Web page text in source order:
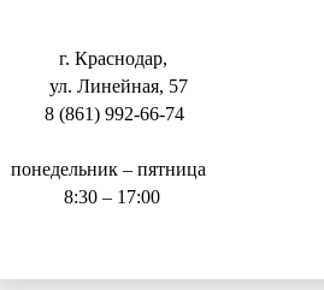
г. Краснодар,
ул. Линейная, 57
8 (861) 992-66-74
понедельник – пятница
8:30 – 17:00